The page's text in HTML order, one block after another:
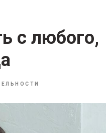
с любого,